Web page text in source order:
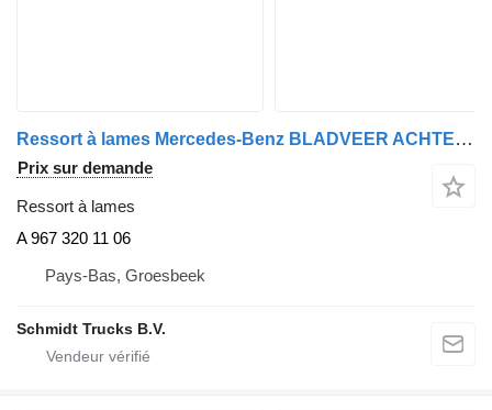
Ressort à lames Mercedes-Benz BLADVEER ACHTE 2'BLADS ATEGO EURO 6 A 967 320 11 06 pour camion
Prix sur demande
Ressort à lames
A 967 320 11 06
Pays-Bas, Groesbeek
Schmidt Trucks B.V.